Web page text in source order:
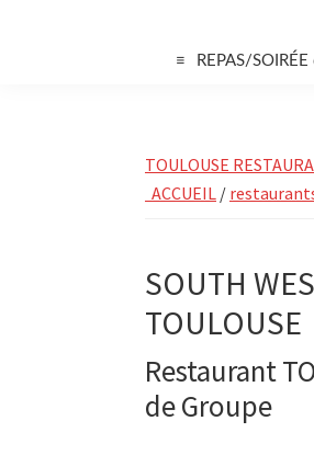
≡ REPAS/
TOULOUSE
ACCUEIL /
SOUTH
TOULOUSE
Restaurant
de Groupe